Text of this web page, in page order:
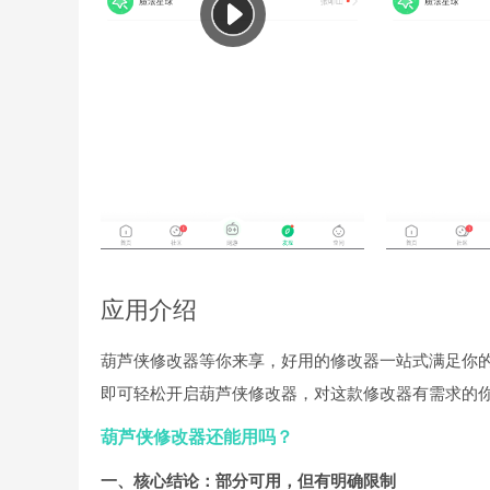
应用介绍
葫芦侠修改器等你来享，好用的修改器一站式满足你
即可轻松开启葫芦侠修改器，对这款修改器有需求的
葫芦侠修改器还能用吗？
一、核心结论：部分可用，但有明确限制